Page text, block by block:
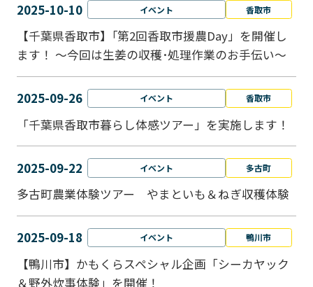
2025-10-10 イベント 香取市
【千葉県香取市】｢第2回香取市援農Day」を開催し
ます！ ～今回は生姜の収穫･処理作業のお手伝い～
2025-09-26 イベント 香取市
「千葉県香取市暮らし体感ツアー」を実施します！
2025-09-22 イベント 多古町
多古町農業体験ツアー やまといも＆ねぎ収穫体験
2025-09-18 イベント 鴨川市
【鴨川市】かもくらスペシャル企画「シーカヤック
＆野外炊事体験」を開催！